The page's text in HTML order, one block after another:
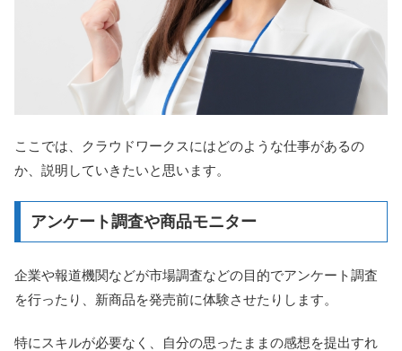
ここでは、クラウドワークスにはどのような仕事があるの
か、説明していきたいと思います。
アンケート調査や商品モニター
企業や報道機関などが市場調査などの目的でアンケート調査
を行ったり、新商品を発売前に体験させたりします。
特にスキルが必要なく、自分の思ったままの感想を提出すれ